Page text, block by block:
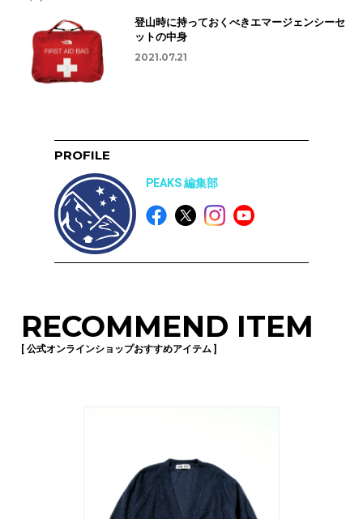
登山時に持っておくべきエマージェンシーセ
ットの中身
2021.07.21
PROFILE
PEAKS 編集部
RECOMMEND ITEM
[ 公式オンラインショップおすすめアイテム ]